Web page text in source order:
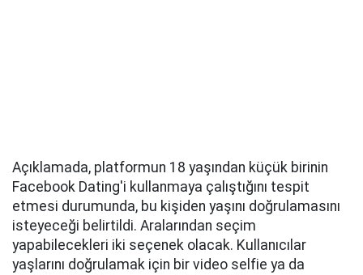
Açıklamada, platformun 18 yaşından küçük birinin
Facebook Dating'i kullanmaya çalıştığını tespit
etmesi durumunda, bu kişiden yaşını doğrulamasını
isteyeceği belirtildi. Aralarından seçim
yapabilecekleri iki seçenek olacak. Kullanıcılar
yaşlarını doğrulamak için bir video selfie ya da